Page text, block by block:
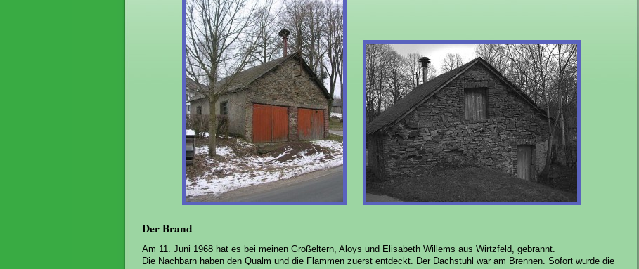
Der Brand
Am 11. Juni 1968 hat es bei meinen Großeltern, Aloys und Elisabeth Willems aus Wirtzfeld, gebrannt.
Die Nachbarn haben den Qualm und die Flammen zuerst entdeckt. Der Dachstuhl war am Brennen. Sofort wurde die